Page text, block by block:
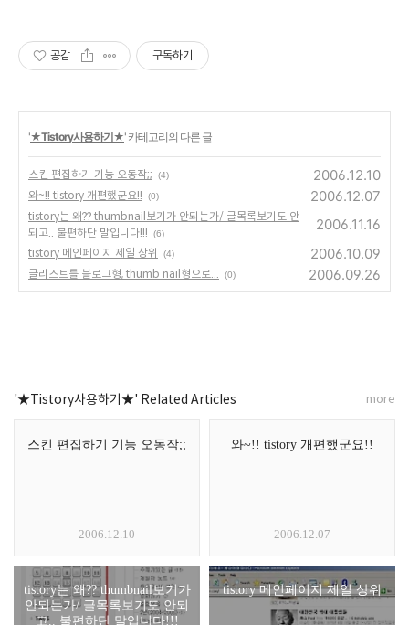
공감 구독하기
'★Tistory사용하기★' 카테고리의 다른 글
스킨 편집하기 기능 오동작;; (4) 2006.12.10
와~!! tistory 개편했군요!! (0) 2006.12.07
tistory는 왜?? thumbnail보기가 안되는가/ 글목록보기도 안
되고.. 불편하단 말입니다!!!
(6)
2006.11.16
tistory 메인페이지 제일 상위 (4) 2006.10.09
글리스트를 블로그형, thumb nail형으로... (0) 2006.09.26
'★Tistory사용하기★' Related Articles
스킨 편집하기 기능 오동작;;
2006.12.10
와~!! tistory 개편했군요!!
2006.12.07
tistory는 왜?? thumbnail보기가
안되는가/ 글목록보기도 안되
고.. 불편하단 말입니다!!!
tistory 메인페이지 제일 상위
more